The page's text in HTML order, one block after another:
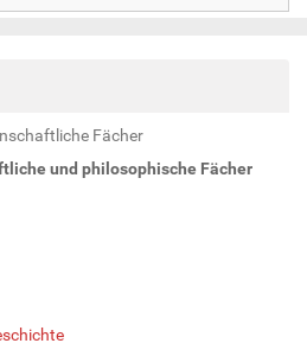
Fächer
und philosophische Fächer